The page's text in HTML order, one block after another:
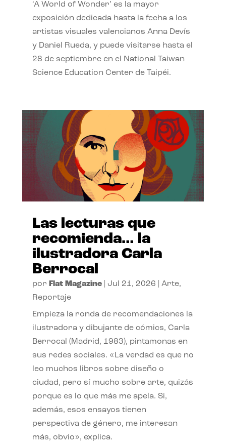
‘A World of Wonder’ es la mayor
exposición dedicada hasta la fecha a los
artistas visuales valencianos Anna Devís
y Daniel Rueda, y puede visitarse hasta el
28 de septiembre en el National Taiwan
Science Education Center de Taipéi.
Las lecturas que
recomienda… la
ilustradora Carla
Berrocal
por Flat Magazine| Jul 21, 2026 Arte,
Reportaje
Empieza la ronda de recomendaciones la
ilustradora y dibujante de cómics, Carla
Berrocal (Madrid, 1983), pintamonas en
sus redes sociales. «La verdad es que no
leo muchos libros sobre diseño o
ciudad, pero sí mucho sobre arte, quizás
porque es lo que más me apela. Si,
además, esos ensayos tienen
perspectiva de género, me interesan
más, obvio», explica.